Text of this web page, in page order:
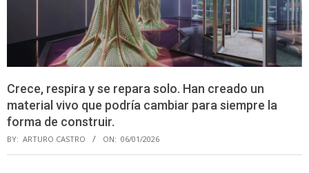
Crece, respira y se repara solo. Han creado un
material vivo que podría cambiar para siempre la
forma de construir.
BY: ARTURO CASTRO ON: 06/01/2026